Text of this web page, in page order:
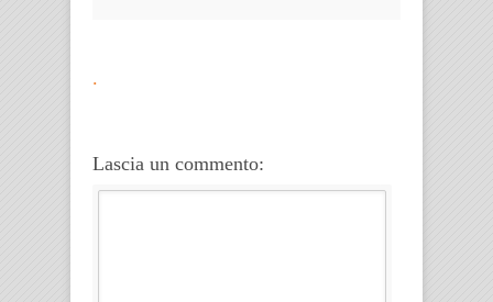
.
Lascia un commento: